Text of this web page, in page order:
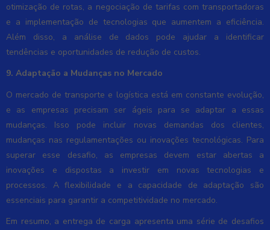
otimização de rotas, a negociação de tarifas com transportadoras
e a implementação de tecnologias que aumentem a eficiência.
Além disso, a análise de dados pode ajudar a identificar
tendências e oportunidades de redução de custos.
9. Adaptação a Mudanças no Mercado
O mercado de transporte e logística está em constante evolução,
e as empresas precisam ser ágeis para se adaptar a essas
mudanças. Isso pode incluir novas demandas dos clientes,
mudanças nas regulamentações ou inovações tecnológicas. Para
superar esse desafio, as empresas devem estar abertas a
inovações e dispostas a investir em novas tecnologias e
processos. A flexibilidade e a capacidade de adaptação são
essenciais para garantir a competitividade no mercado.
Em resumo, a entrega de carga apresenta uma série de desafios